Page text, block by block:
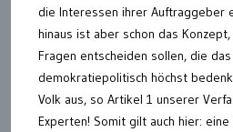
die Interessen ihrer Auftraggeber
hinaus ist aber schon das
Fragen entscheiden sollen, die
demokratiepolitisch höchst
Volk aus, so Artikel 1 unserer
Experten! Somit gilt auch hier: